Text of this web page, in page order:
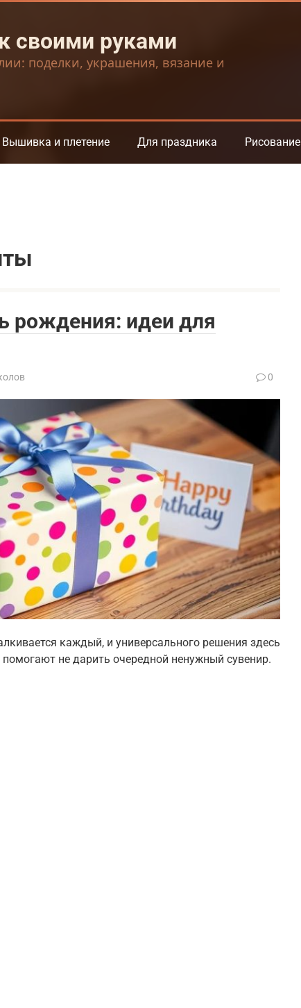
своими руками
поделки, украшения, вязание и
Вышивка и плетение Для праздника Рисование
рождения: идеи для
0
каждый, и универсального решения здесь
не дарить очередной ненужный сувенир.